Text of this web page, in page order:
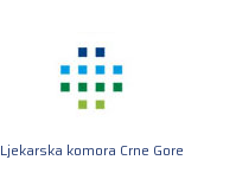
Ljekarska komora Crne Gore